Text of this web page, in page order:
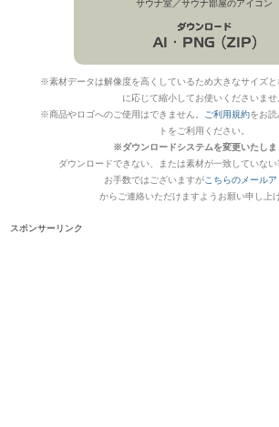
サウナ室／サウナ部屋のアイコン
※素材データは解像度を高くしているため大きなサイズ
に応じて縮小してお使いくださいませ
※商品やロゴへのご使用はできません。
ご利用規約をお
トをご利用ください。
※ダウンロードシステムを変更いたしま
ダウンロードできない、または素材が一致していな
お手数ではございますがこちらのメールア
からご連絡いただけますようお願い申し上
スポンサーリンク